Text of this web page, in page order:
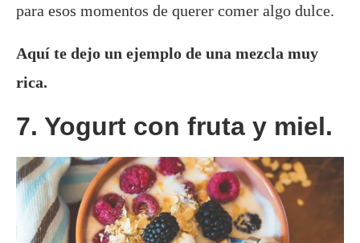
para esos momentos de querer comer algo dulce.
Aquí te dejo un ejemplo de una mezcla muy
rica.
7. Yogurt con fruta y miel.